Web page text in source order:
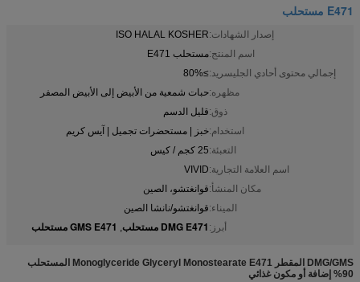
E471 مستحلب
إصدار الشهادات:ISO HALAL KOSHER
اسم المنتج:مستحلب E471
إجمالي محتوى أحادي الجليسريد:≥80%
مظهره:حبات شمعية من الأبيض إلى الأبيض المصفر
ذوق:قليل الدسم
استخدام:خبز | مستحضرات تجميل | آيس كريم
التعبئة:25 كجم / كيس
اسم العلامة التجارية:VIVID
مكان المنشأ:قوانغتشو، الصين
الميناء:قوانغتشو/نانشا الصين
أبرز: DMG E471 مستحلب , GMS E471 مستحلب
DMG/GMS المقطر Monoglyceride Glyceryl Monostearate E471 المستحلب
90% إضافة أو مكون غذائي